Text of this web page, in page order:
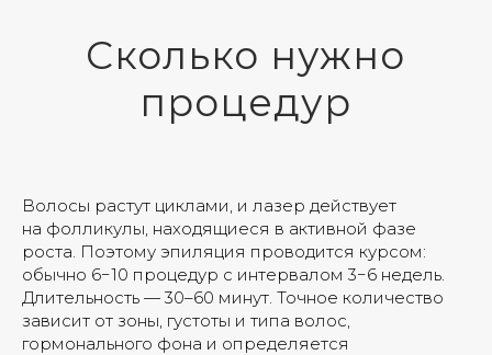
Сколько нужно
процедур
Волосы растут циклами, и лазер действует
на фолликулы, находящиеся в активной фазе
роста. Поэтому эпиляция проводится курсом:
обычно 6−10 процедур с интервалом 3−6 недель.
Длительность — 30–60 минут. Точное количество
зависит от зоны, густоты и типа волос,
гормонального фона и определяется